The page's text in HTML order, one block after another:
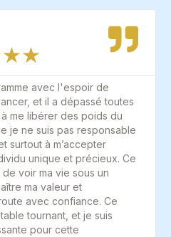
★★
avec l'espoir de
et il a dépassé toutes
me libérer des poids du
je ne suis pas responsable
surtout à m’accepter
unique et précieux. Ce
de voir ma vie sous un
ma valeur et
avec confiance. Ce
tournant, et je suis
pour cette